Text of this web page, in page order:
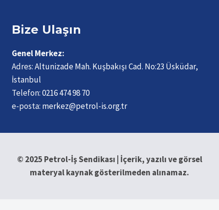
Bize Ulaşın
Genel Merkez:
Adres:Altunizade Mah. Kuşbakışı Cad. No:23 Üsküdar,
İstanbul
Telefon:0216 474 98 70
e-posta: merkez@petrol-is.org.tr
© 2025 Petrol-İş Sendikası | İçerik, yazılı ve görsel
materyal kaynak gösterilmeden alınamaz.